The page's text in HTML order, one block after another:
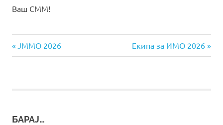
Ваш СММ!
Навигација
Previous
Post:
ЈММО 2026
Next
Post:
Екипа за ИМО 2026
БАРАЈ…